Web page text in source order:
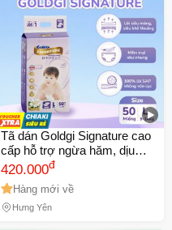
Tã dán Goldgi Signature cao
cấp hỗ trợ ngừa hăm, dịu
nhẹ, bảo vệ làn da bé - hàng
chính hãng
420.000đ
Hàng mới về
Hưng Yên